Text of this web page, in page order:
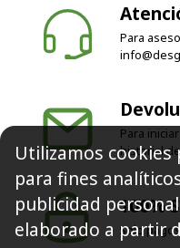
Para
Para
historial
100%
Solo
Utilizamos cookies
para fines
publicidad
elaborado a partir